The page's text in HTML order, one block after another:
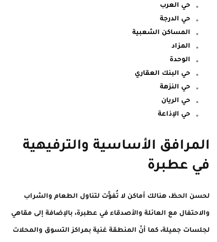
حي العرب
حي الدرجة
المساكن الشعبية
المزاد
الوحدة
حي البنك العقاري
حي النزهة
حي الريان
حي الإذاعة
المرافق الأساسية والترفيهية
في عطبرة
لحسن الحظ، هنالك أماكن لا تُفوَّت لتناول الطعام والشراب
والاحتفال مع العائلة والأصدقاء في عطبرة، بالإضافة إلى مقاهي
لجلسات جميلة، كما أنّ المنطقة غنية بمراكز التسوق والمحلات